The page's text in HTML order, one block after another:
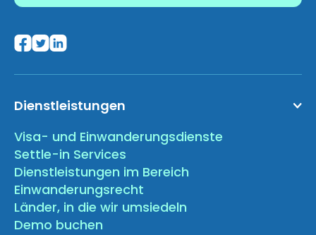
Dienstleistungen
Visa- und Einwanderungsdienste
Settle-in Services
Dienstleistungen im Bereich
Einwanderungsrecht
Länder, in die wir umsiedeln
Demo buchen